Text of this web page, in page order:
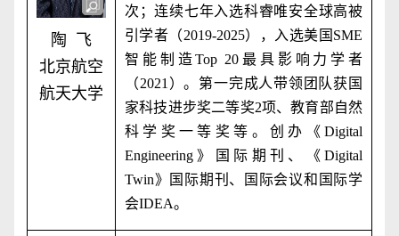
陶 飞
北京航空
航天大学
次；连续七年入选科睿唯安全球高被
引学者（2019-2025），入选美国 SME
智能制造Top 20 最具影响力学者
（2021 ）。第一完成人带领团队获国
家科技进步奖二等奖2项、教育部自然
科学奖一等奖等。创办《 Digital
Engineering 》国际期刊、《 Digital
Twin》国际期刊、国际会议和国际学
会IDEA。